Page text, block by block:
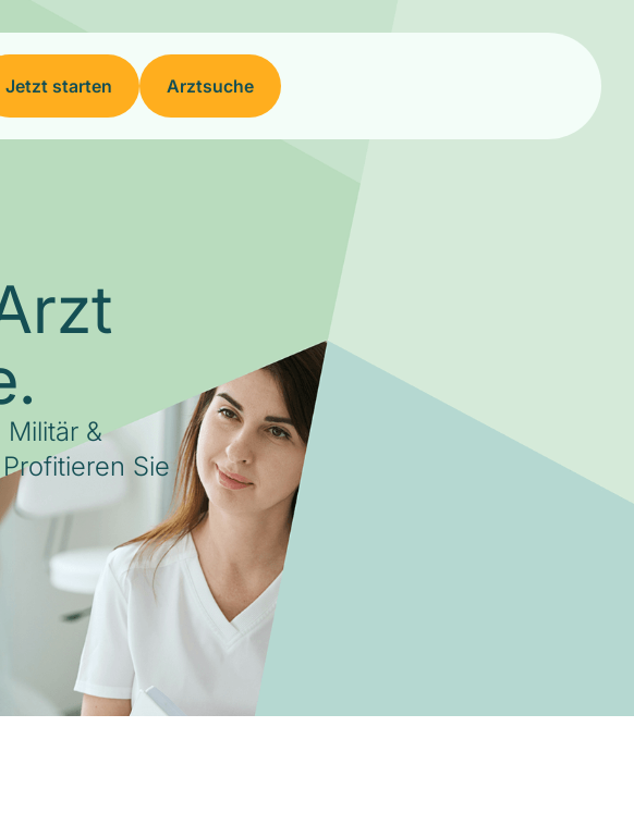
Jetzt starten Arztsuche
&
Sie